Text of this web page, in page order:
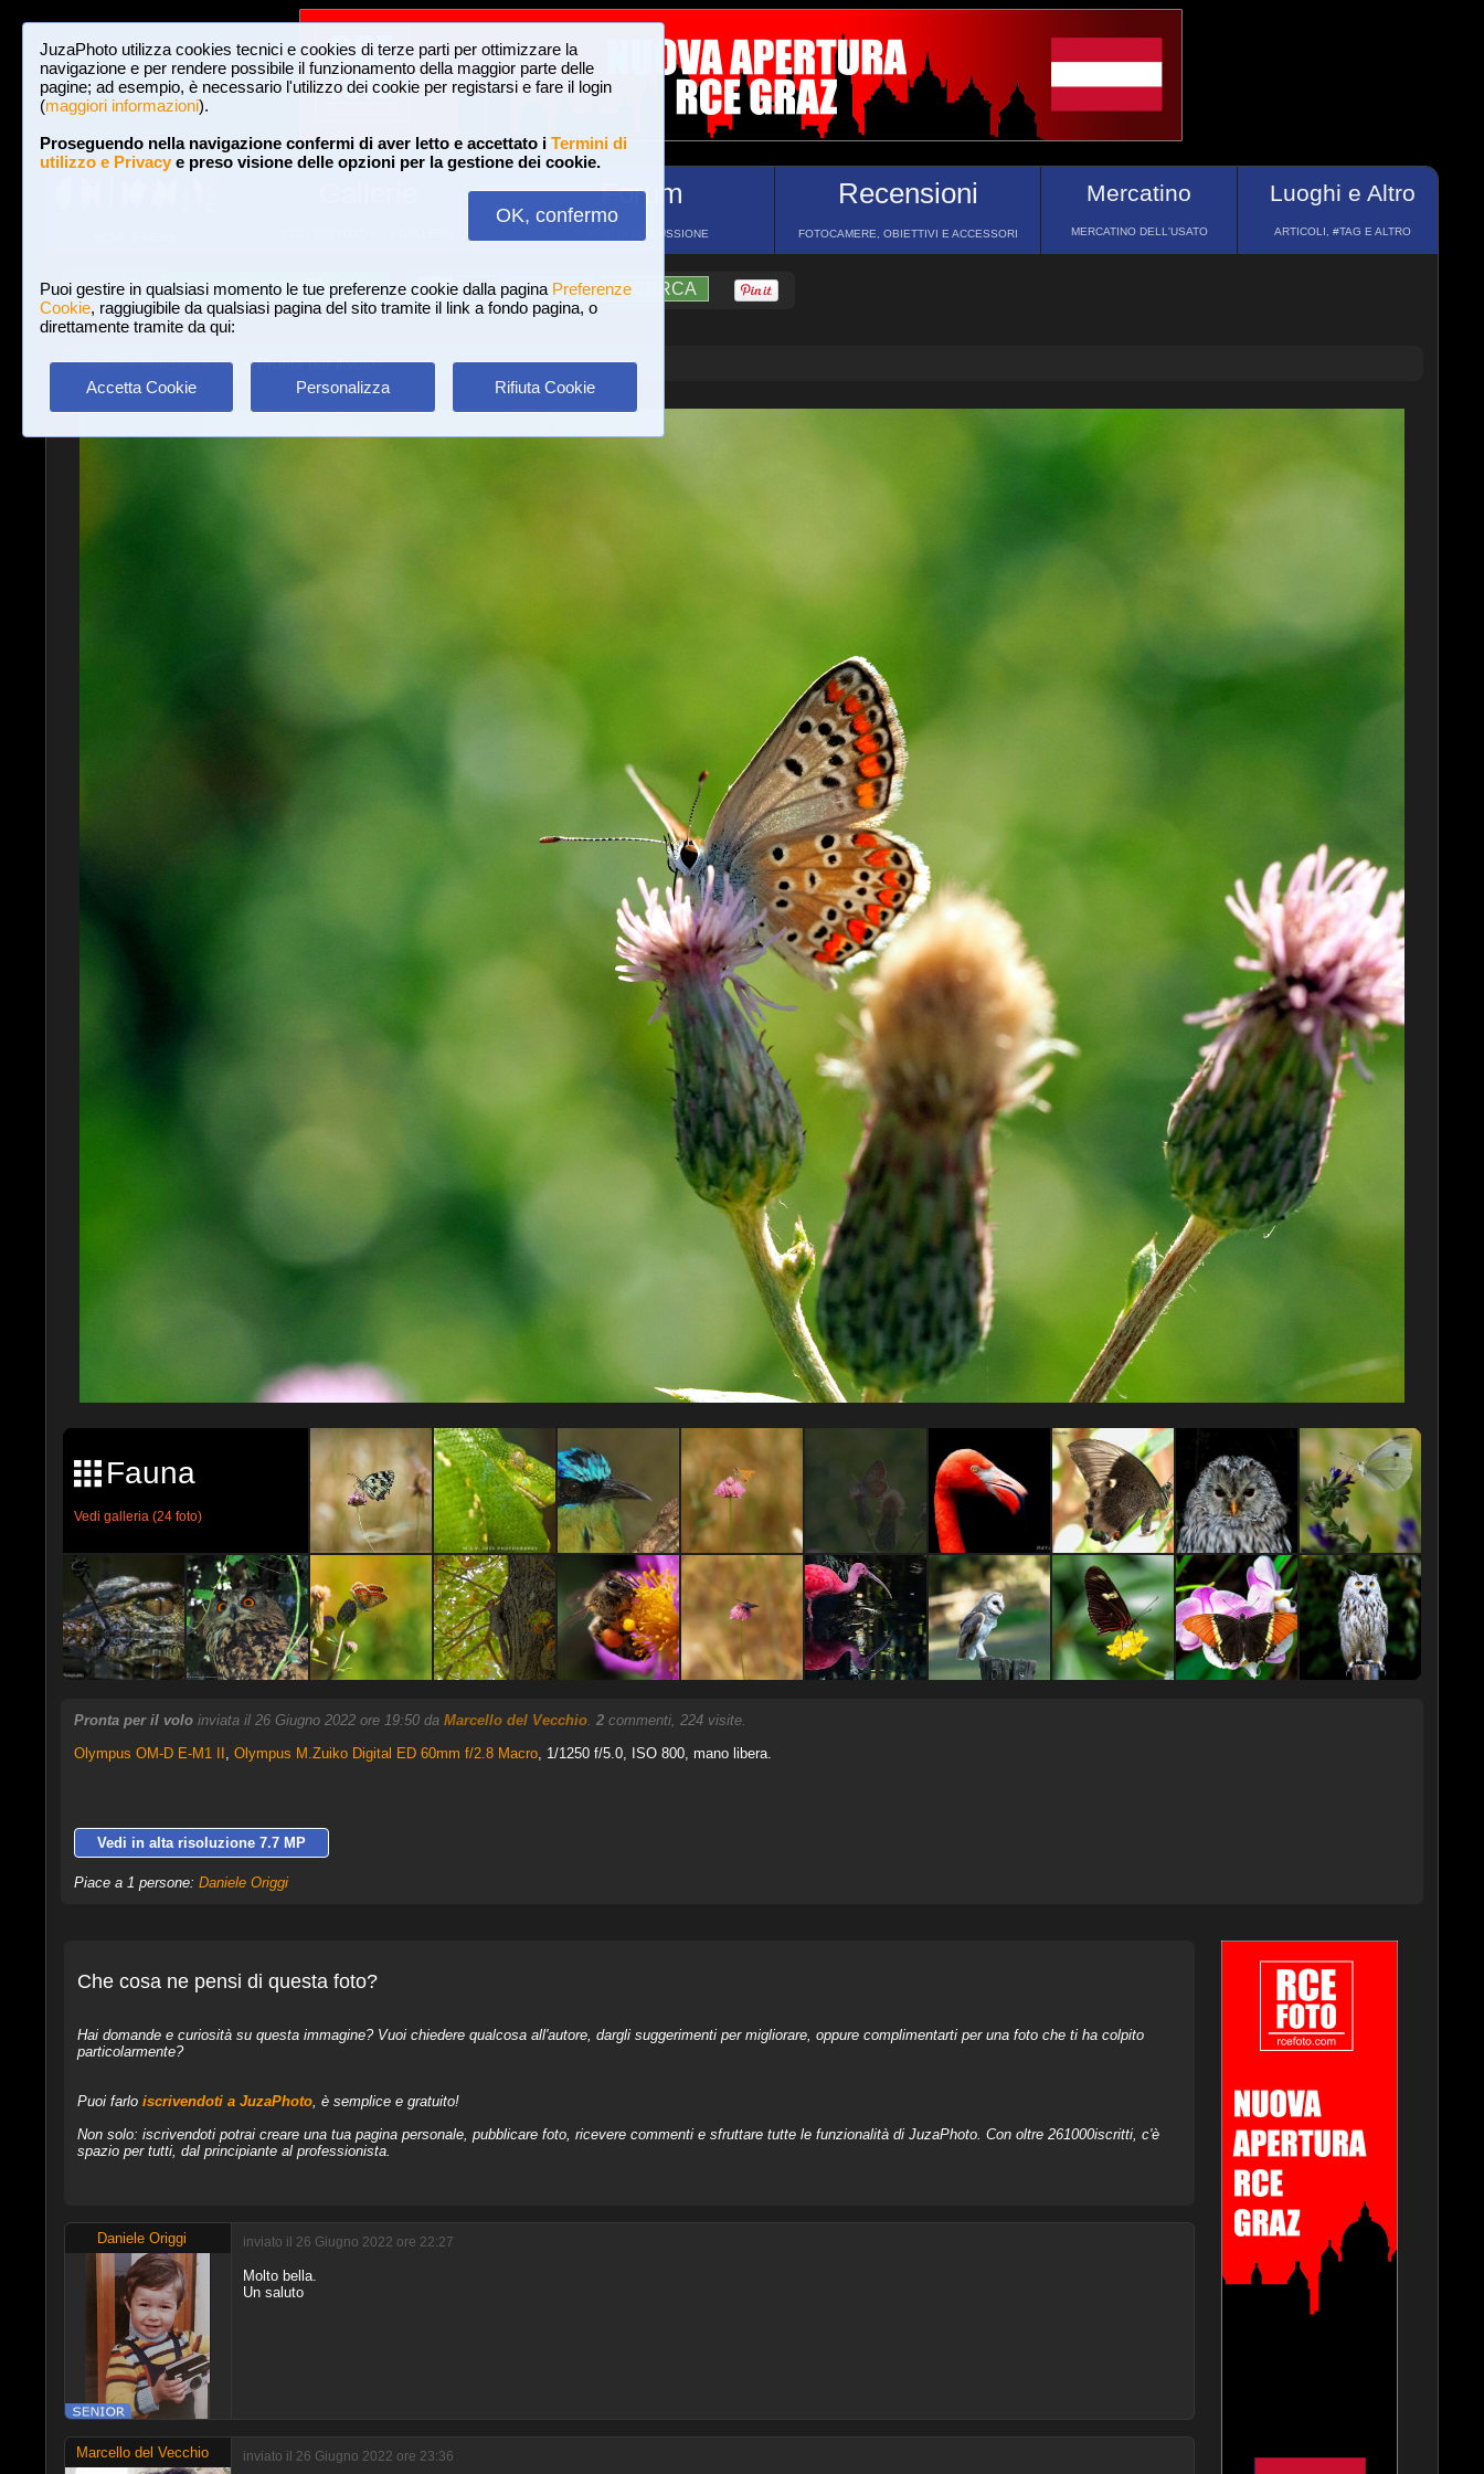
JuzaPhoto utilizza cookies tecnici e cookies di terze parti per ottimizzare la
navigazione e per rendere possibile il funzionamento della maggior parte delle
pagine; ad esempio, è necessario l'utilizzo dei cookie per registarsi e fare il login
(maggiori informazioni).
Proseguendo nella navigazione confermi di aver letto e accettato i Termini di
utilizzo e Privacye preso visione delle opzioni per la gestione dei cookie.
OK, confermo
Puoi gestire in qualsiasi momento le tue preferenze cookie dalla pagina Preferenze
Cookie, raggiugibile da qualsiasi pagina del sito tramite il link a fondo pagina, o
direttamente tramite da qui:
Accetta Cookie Personalizza Rifiuta Cookie
Forum
FORUM DI DISCUSSIONE
Recensioni
FOTOCAMERE, OBIETTIVI E ACCESSORI
Mercatino
MERCATINO DELL'USATO
Luoghi e Altro
ARTICOLI, #TAG E ALTRO
Login Iscriviti a JuzaPhoto! A A ?AIUTO RICERCA
Gallerie»Macro e Flora » Pronta per il volo
Fauna
Vedi galleria (24 foto)
Pronta per il volo inviata il 26 Giugno 2022 ore 19:50 da Marcello del Vecchio. 2commenti, 224 visite.
Olympus OM-D E-M1 II , Olympus M.Zuiko Digital ED 60mm f/2.8 Macro, 1/1250 f/5.0, ISO 800, mano libera.
Vedi in alta risoluzione 7.7 MP
Piace a 1 persone: Daniele Origgi
Che cosa ne pensi di questa foto?
Hai domande e curiosità su questa immagine? Vuoi chiedere qualcosa all'autore, dargli suggerimenti per migliorare, oppure complimentarti per una foto che ti ha colpito
particolarmente?
Puoi farlo iscrivendoti a JuzaPhoto, è semplice e gratuito!
Non solo: iscrivendoti potrai creare una tua pagina personale, pubblicare foto, ricevere commenti e sfruttare tutte le funzionalità di JuzaPhoto. Con oltre 261000iscritti, c'è
spazio per tutti, dal principiante al professionista.
Daniele Origgi inviato il 26 Giugno 2022 ore 22:27
Molto bella.
Un saluto
Marcello del Vecchio inviato il 26 Giugno 2022 ore 23:36